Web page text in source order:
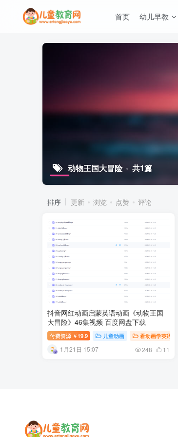
首页 幼儿早教
动物王国大冒险 共1篇
排序 更新 浏览 点赞 评论
抖音网红动画启蒙英语动画《动物王国
大冒险》46集视频 百度网盘下载
付费资源 ￥ 19.9 儿童动画 看动画学英语
1月21日 15:07 248 11